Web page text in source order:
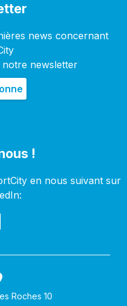
news concernant
newsletter
!
en nous suivant sur
Roches 10